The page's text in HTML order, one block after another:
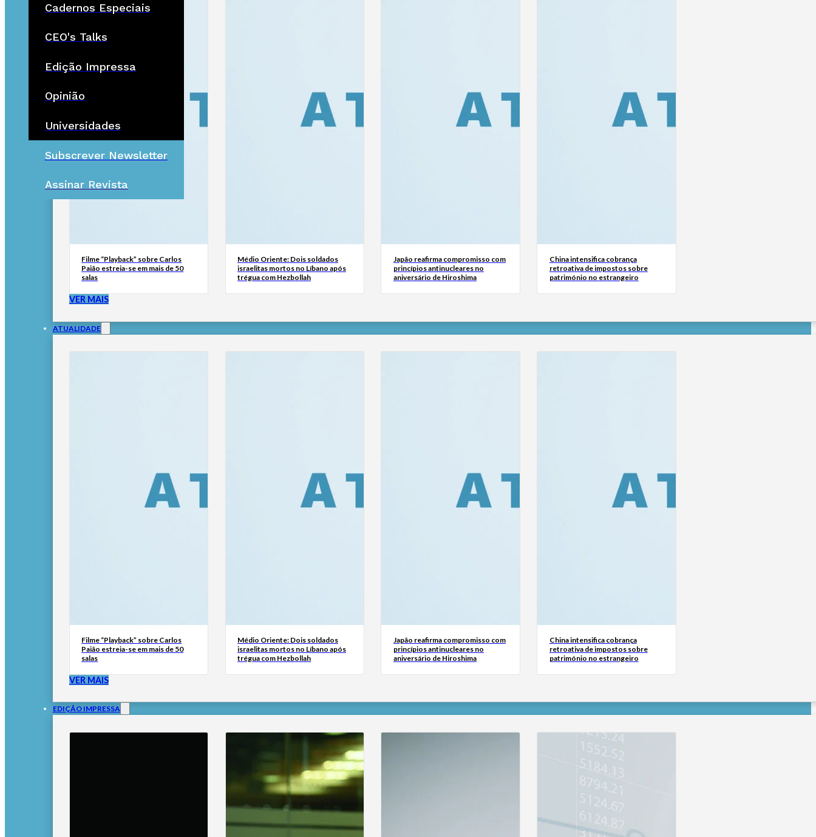
Cadernos Especiais
CEO's Talks
Edição Impressa
Opinião
Universidades
Subscrever Newsletter
Assinar Revista
Filme “Playback” sobre Carlos
Paião estreia-se em mais de 50
salas
Médio Oriente: Dois soldados
israelitas mortos no Líbano após
trégua com Hezbollah
Japão reafirma compromisso com
princípios antinucleares no
aniversário de Hiroshima
China intensifica cobrança
retroativa de impostos sobre
património no estrangeiro
VER MAIS
ATUALIDADE
Filme “Playback” sobre Carlos
Paião estreia-se em mais de 50
salas
Médio Oriente: Dois soldados
israelitas mortos no Líbano após
trégua com Hezbollah
Japão reafirma compromisso com
princípios antinucleares no
aniversário de Hiroshima
China intensifica cobrança
retroativa de impostos sobre
património no estrangeiro
VER MAIS
EDIÇÃO IMPRESSA